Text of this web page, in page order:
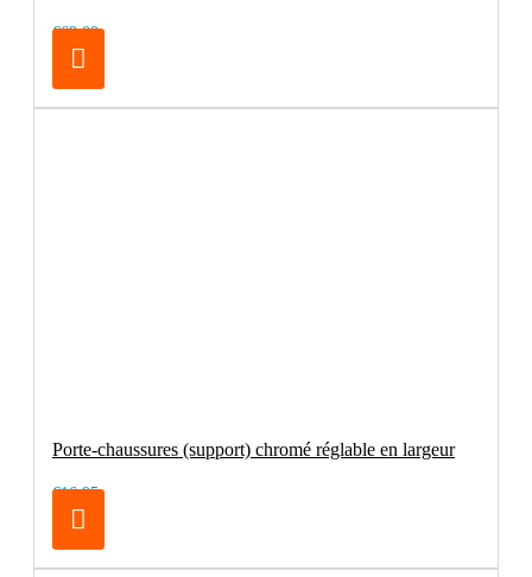
€69.00
Porte-chaussures (support) chromé réglable en largeur
€16.95